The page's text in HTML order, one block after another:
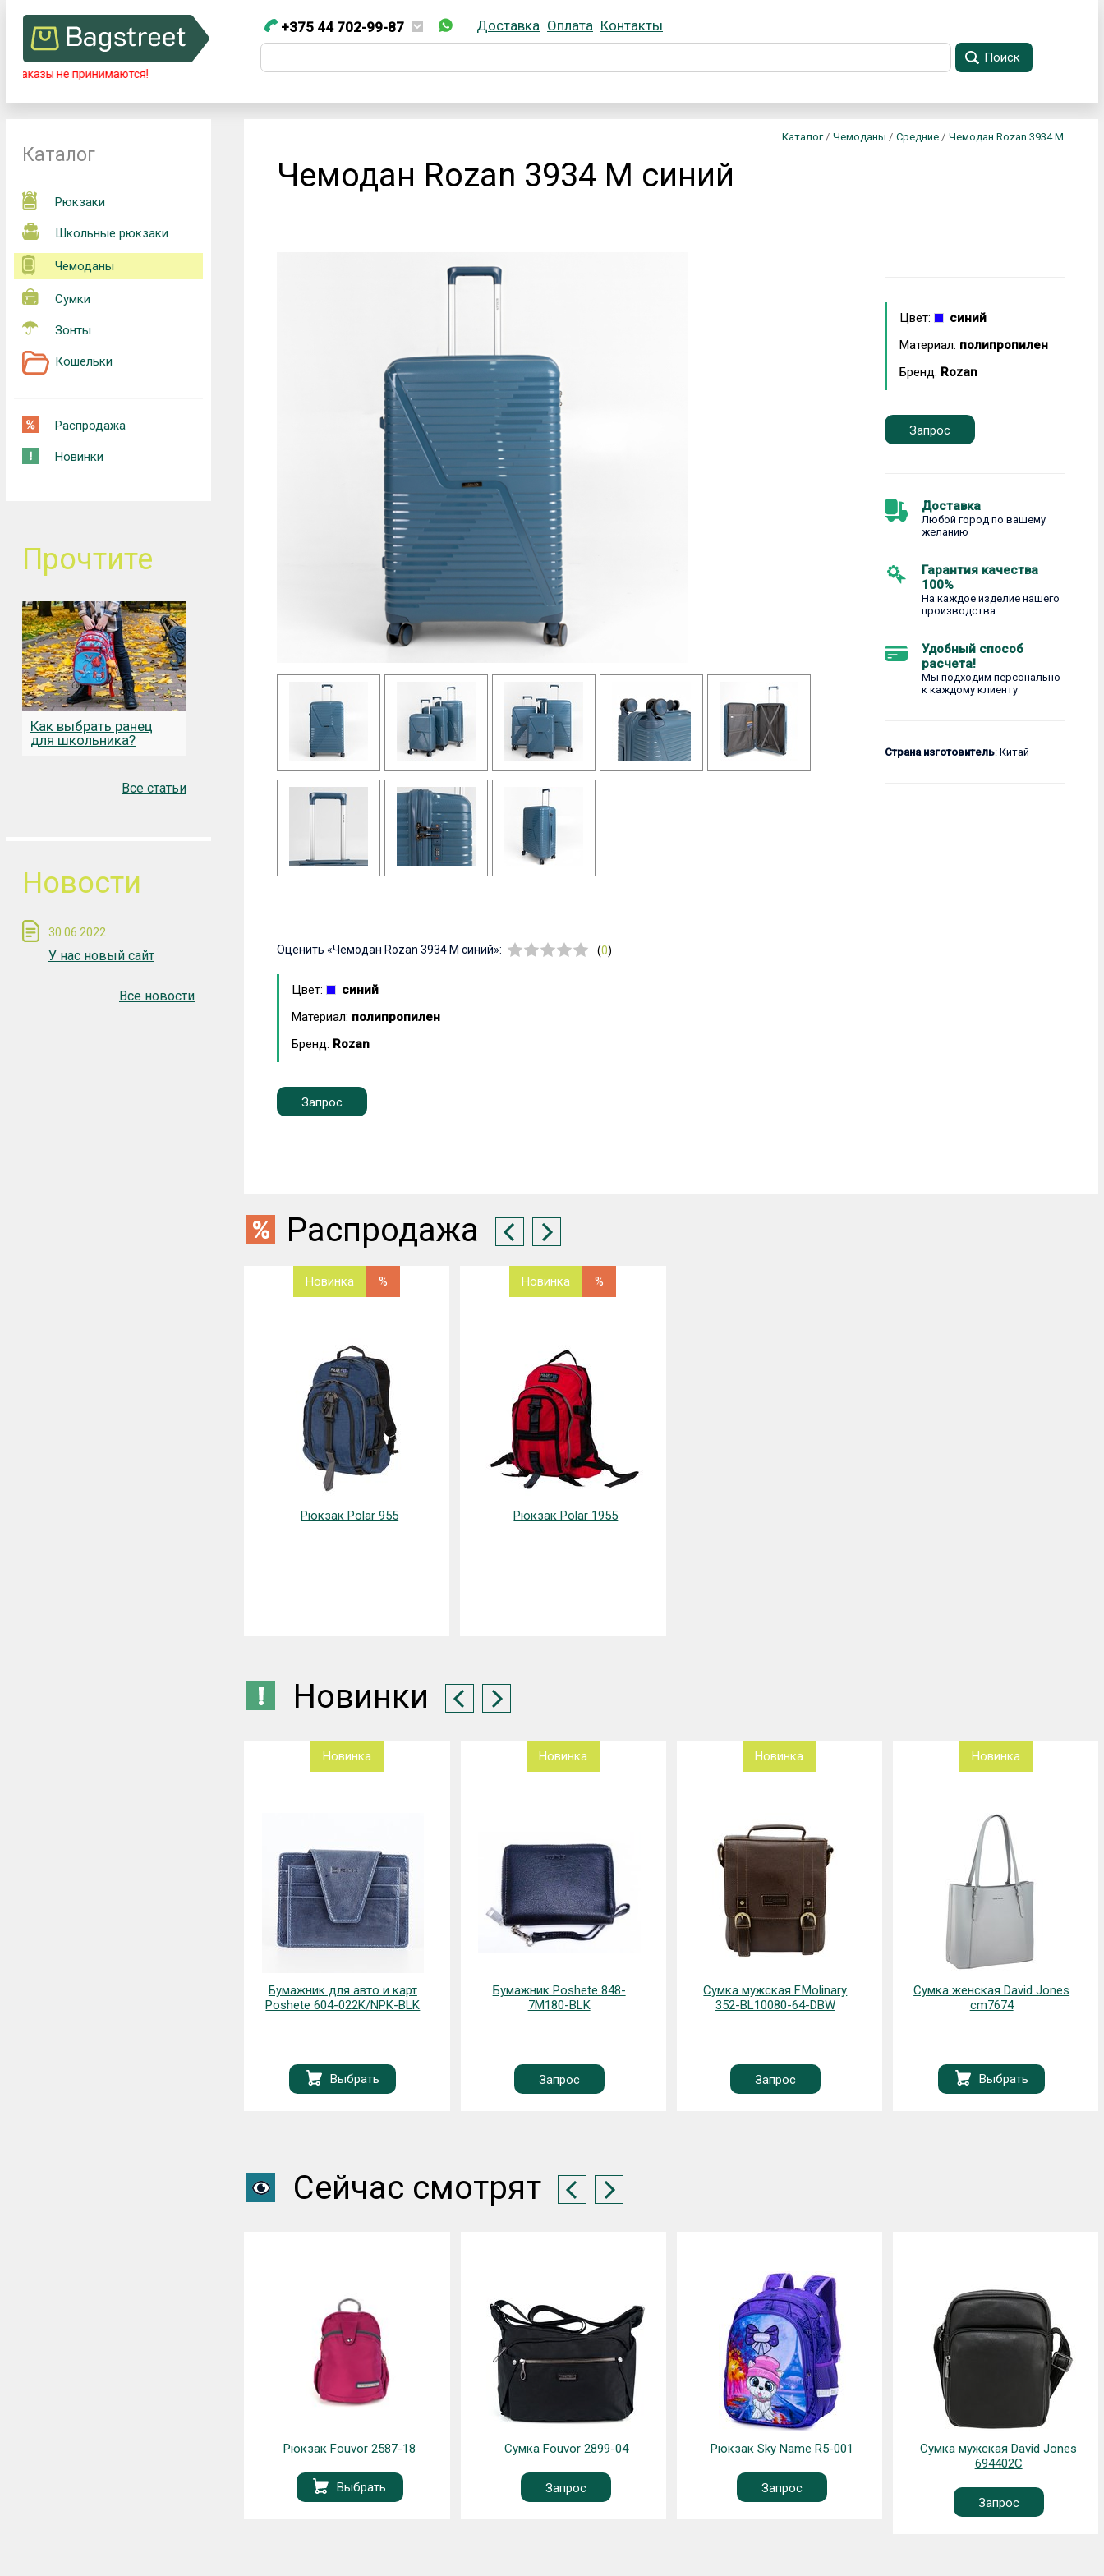
Телефоны
не принимаются!
+375 44 702-99-87
+375 44 702-99-87
Доставка Оплата Контакты
Поиск
Каталог
Рюкзаки
Школьные рюкзаки
Чемоданы
Сумки
Зонты
Кошельки
Распродажа
Новинки
Прочтите
Как выбрать ранец
для школьника?
Все статьи
Новости
30.06.2022
У нас новый сайт
Все новости
Каталог / Чемоданы / Средние / Чемодан Rozan 3934 M ...
Чемодан Rozan 3934 M синий
Цвет:
синий
Материал: полипропилен
Бренд: Rozan
Запрос
Доставка
Любой город по вашему
желанию
Гарантия качества
100%
На каждое изделие нашего
производства
Удобный способ
расчета!
Мы подходим персонально
к каждому клиенту
Страна изготовитель: Китай
Оценить «Чемодан Rozan 3934 M синий»: (0)
Цвет:
синий
Материал: полипропилен
Бренд: Rozan
Запрос
Распродажа
Новинка %
Рюкзак Polar 955
Новинка %
Рюкзак Polar 1955
Новинки
Новинка
Бумажник для авто и карт
Poshete 604-022K/NPK-BLK
Выбрать
Новинка
Бумажник Poshete 848-
7M180-BLK
Запрос
Новинка
Сумка мужская F.Molinary
352-BL10080-64-DBW
Запрос
Новинка
Сумка женская David Jones
cm7674
Выбрать
Сейчас смотрят
Рюкзак Fouvor 2587-18
Выбрать
Сумка Fouvor 2899-04
Запрос
Рюкзак Sky Name R5-001
Запрос
Сумка мужская David Jones
694402C
Запрос